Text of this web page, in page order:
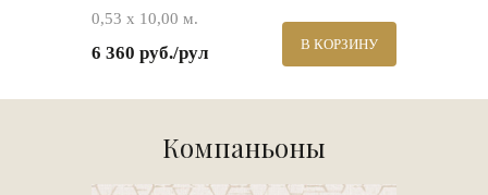
0,53 х 10,00 м.
6 360 руб./рул В КОРЗИНУ
Компаньоны